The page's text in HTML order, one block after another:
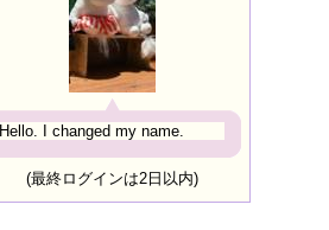
Hello. I changed my name.
(最終ログインは2日以内)